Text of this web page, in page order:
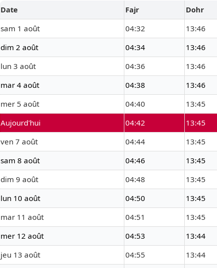
Date Fajr Dohr
sam 1 août
04:32 13:46
dim 2 août
04:34 13:46
lun 3 août
04:36 13:46
mar 4 août
04:38 13:46
mer 5 août
04:40 13:45
Aujourd'hui
04:42 13:45
ven 7 août
04:44 13:45
sam 8 août
04:46 13:45
dim 9 août
04:48 13:45
lun 10 août
04:50 13:45
mar 11 août
04:51 13:45
mer 12 août
04:53 13:44
jeu 13 août
04:55 13:44